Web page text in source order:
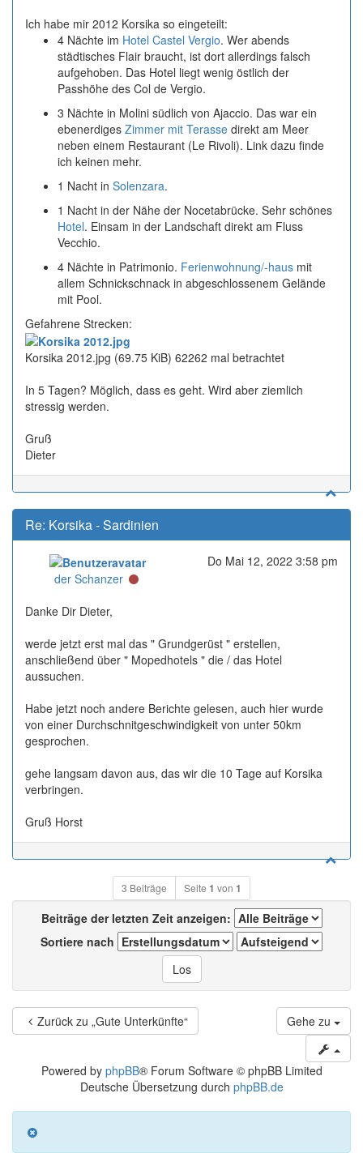
Ich habe mir 2012 Korsika so eingeteilt:
4 Nächte im Hotel Castel Vergio. Wer abends
städtisches Flair braucht, ist dort allerdings falsch
aufgehoben. Das Hotel liegt wenig östlich der
Passhöhe des Col de Vergio.
3 Nächte in Molini südlich von Ajaccio. Das war ein
ebenerdiges Zimmer mit Terasse direkt am Meer
neben einem Restaurant (Le Rivoli). Link dazu finde
ich keinen mehr.
1 Nacht in Solenzara.
1 Nacht in der Nähe der Nocetabrücke. Sehr schönes
Hotel. Einsam in der Landschaft direkt am Fluss
Vecchio.
4 Nächte in Patrimonio. Ferienwohnung/-haus mit
allem Schnickschnack in abgeschlossenem Gelände
mit Pool.
Gefahrene Strecken:
Korsika 2012.jpg (69.75 KiB) 62262 mal betrachtet
In 5 Tagen? Möglich, dass es geht. Wird aber ziemlich
stressig werden.
Gruß
Dieter
Re: Korsika - Sardinien
der Schanzer
Do Mai 12, 2022 3:58 pm
Danke Dir Dieter,
werde jetzt erst mal das " Grundgerüst " erstellen,
anschließend über " Mopedhotels " die / das Hotel
aussuchen.
Habe jetzt noch andere Berichte gelesen, auch hier wurde
von einer Durchschnitgeschwindigkeit von unter 50km
gesprochen.
gehe langsam davon aus, das wir die 10 Tage auf Korsika
verbringen.
Gruß Horst
3 Beiträge Seite 1 von 1
Beiträge der letzten Zeit anzeigen:
Sortiere nach
Zurück zu „Gute Unterkünfte“ Gehe zu
Powered by phpBB® Forum Software © phpBB Limited
Deutsche Übersetzung durch phpBB.de